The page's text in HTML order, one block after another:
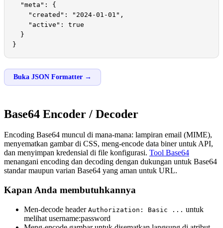
  "meta": {
    "created": "2024-01-01",
    "active": true
  }
}
Buka JSON Formatter →
Base64 Encoder / Decoder
Encoding Base64 muncul di mana-mana: lampiran email (MIME),
menyematkan gambar di CSS, meng-encode data biner untuk API,
dan menyimpan kredensial di file konfigurasi. Tool Base64
menangani encoding dan decoding dengan dukungan untuk Base64
standar maupun varian Base64 yang aman untuk URL.
Kapan Anda membutuhkannya
Men-decode header Authorization: Basic ... untuk
melihat username:password